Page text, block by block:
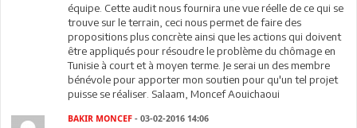
équipe. Cette audit nous fournira une vue réelle de ce qui se
trouve sur le terrain, ceci nous permet de faire des
propositions plus concrète ainsi que les actions qui doivent
être appliqués pour résoudre le problème du chômage en
Tunisie à court et à moyen terme. Je serai un des membre
bénévole pour apporter mon soutien pour qu'un tel projet
puisse se réaliser. Salaam, Moncef Aouichaoui
BAKIR MONCEF - 03-02-2016 14:06